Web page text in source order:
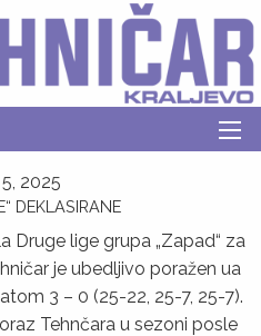
2025
DEKLASIRANE
Druge lige grupa „Zapad“ za
je ubedljivo poražen ua
3 – 0 (25-22, 25-7, 25-7).
Tehnčara u sezoni posle